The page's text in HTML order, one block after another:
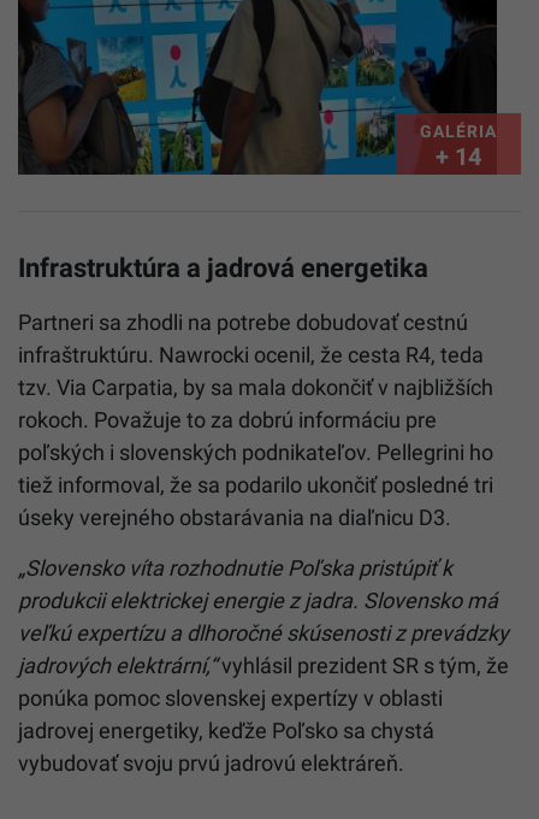
GALÉRIA
+ 14
Infrastruktúra a jadrová energetika
Partneri sa zhodli na potrebe dobudovať cestnú
infraštruktúru. Nawrocki ocenil, že cesta R4, teda
tzv. Via Carpatia, by sa mala dokončiť v najbližších
rokoch. Považuje to za dobrú informáciu pre
poľských i slovenských podnikateľov. Pellegrini ho
tiež informoval, že sa podarilo ukončiť posledné tri
úseky verejného obstarávania na diaľnicu D3.
„Slovensko víta rozhodnutie Poľska pristúpiť k
produkcii elektrickej energie z jadra. Slovensko má
veľkú expertízu a dlhoročné skúsenosti z prevádzky
jadrových elektrární,“vyhlásil prezident SR s tým, že
ponúka pomoc slovenskej expertízy v oblasti
jadrovej energetiky, keďže Poľsko sa chystá
vybudovať svoju prvú jadrovú elektráreň.